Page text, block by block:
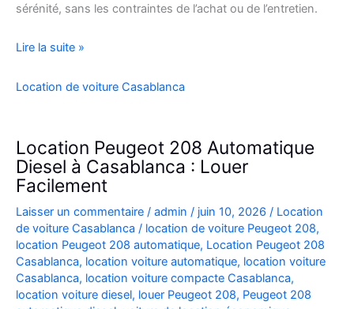
sérénité, sans les contraintes de l’achat ou de l’entretien.
Location
Voiture
5
à
Casablanca
Lire la suite »
Location de voiture Casablanca
Location Peugeot 208 Automatique
Diesel à Casablanca : Louer
Facilement
Laisser un commentaire / admin / juin 10, 2026 / Location
de voiture Casablanca / location de voiture Peugeot 208,
location Peugeot 208 automatique, Location Peugeot 208
Casablanca, location voiture automatique, location voiture
Casablanca, location voiture compacte Casablanca,
location voiture diesel, louer Peugeot 208, Peugeot 208